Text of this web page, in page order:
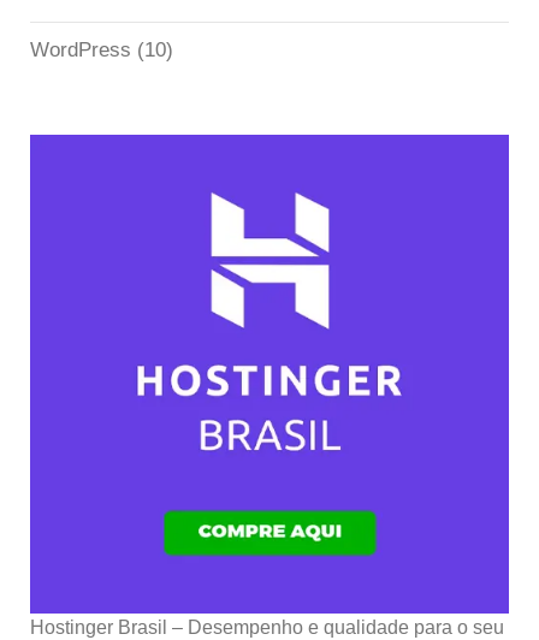
WordPress (10)
Hostinger Brasil – Desempenho e qualidade para o seu